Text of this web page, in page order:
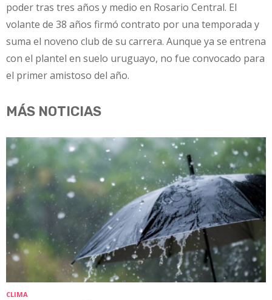
poder tras tres años y medio en Rosario Central. El
volante de 38 años firmó contrato por una temporada y
suma el noveno club de su carrera. Aunque ya se entrena
con el plantel en suelo uruguayo, no fue convocado para
el primer amistoso del año.
MÁS NOTICIAS
CLIMA